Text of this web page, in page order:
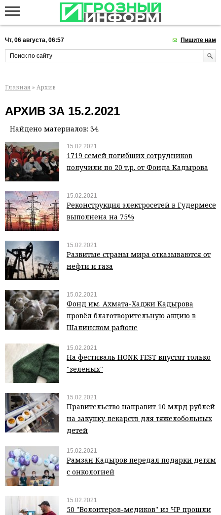
Чт, 06 августа, 06:57 Пишите нам
Главная » Архив
АРХИВ ЗА 15.2.2021
Найдено материалов: 34.
15.02.2021
1719 семей погибших сотрудников
получили по 20 т.р. от Фонда Кадырова
15.02.2021
Реконструкция электросетей в Гудермесе
выполнена на 75%
15.02.2021
Развитые страны мира отказываются от
нефти и газа
15.02.2021
Фонд им. Ахмата-Хаджи Кадырова
провёл благотворительную акцию в
Шалинском районе
15.02.2021
На фестиваль HONK FEST впустят только
"зеленых"
15.02.2021
Правительство направит 10 млрд рублей
на закупку лекарств для тяжелобольных
детей
15.02.2021
Рамзан Кадыров передал подарки детям
с онкологией
15.02.2021
50 "Волонтеров-медиков" из ЧР прошли